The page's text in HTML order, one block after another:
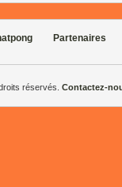
Partenaires
réservés. Contactez-